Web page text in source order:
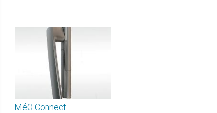
MéO Connect